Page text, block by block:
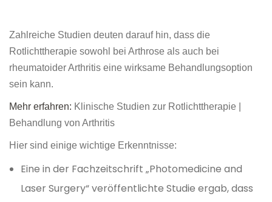
Zahlreiche Studien deuten darauf hin, dass die
Rotlichttherapie sowohl bei Arthrose als auch bei
rheumatoider Arthritis eine wirksame Behandlungsoption
sein kann.
Mehr erfahren: Klinische Studien zur Rotlichttherapie |
Behandlung von Arthritis
Hier sind einige wichtige Erkenntnisse:
Eine in der Fachzeitschrift „Photomedicine and
Laser Surgery“ veröffentlichte Studie ergab, dass